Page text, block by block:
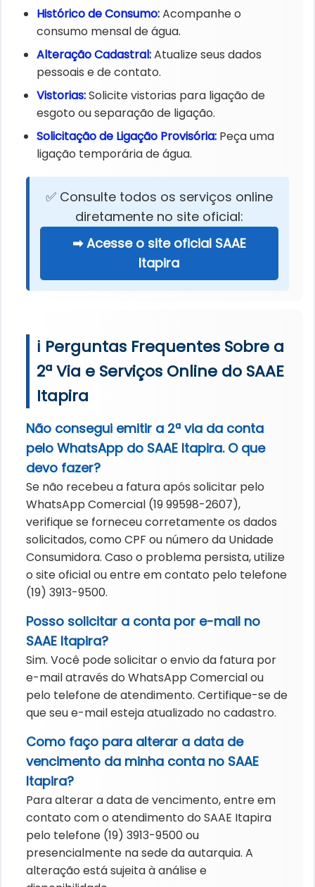
Histórico de Consumo:Acompanhe o
consumo mensal de água.
Alteração Cadastral:Atualize seus dados
pessoais e de contato.
Vistorias:Solicite vistorias para ligação de
esgoto ou separação de ligação.
Solicitação de Ligação Provisória: Peça uma
ligação temporária de água.
✅ Consulte todos os serviços online
diretamente no site oficial:
➡ Acesse o site oficial SAAE
Itapira
ℹ️ Perguntas Frequentes Sobre a
2ª Via e Serviços Online do SAAE
Itapira
Não consegui emitir a 2ª via da conta
pelo WhatsApp do SAAE Itapira. O que
devo fazer?
Se não recebeu a fatura após solicitar pelo
WhatsApp Comercial (19 99598-2607),
verifique se forneceu corretamente os dados
solicitados, como CPF ou número da Unidade
Consumidora. Caso o problema persista, utilize
o site oficial ou entre em contato pelo telefone
(19) 3913-9500.
Posso solicitar a conta por e-mail no
SAAE Itapira?
Sim. Você pode solicitar o envio da fatura por
e-mail através do WhatsApp Comercial ou
pelo telefone de atendimento. Certifique-se de
que seu e-mail esteja atualizado no cadastro.
Como faço para alterar a data de
vencimento da minha conta no SAAE
Itapira?
Para alterar a data de vencimento, entre em
contato com o atendimento do SAAE Itapira
pelo telefone (19) 3913-9500 ou
presencialmente na sede da autarquia. A
alteração está sujeita à análise e